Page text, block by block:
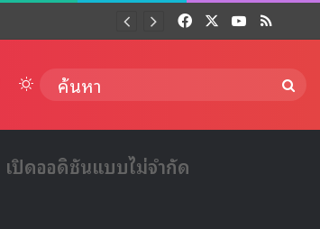
FacebookYouTube
RSS
Switch skin
เปิดออดิชันแบบไม่จำกัด